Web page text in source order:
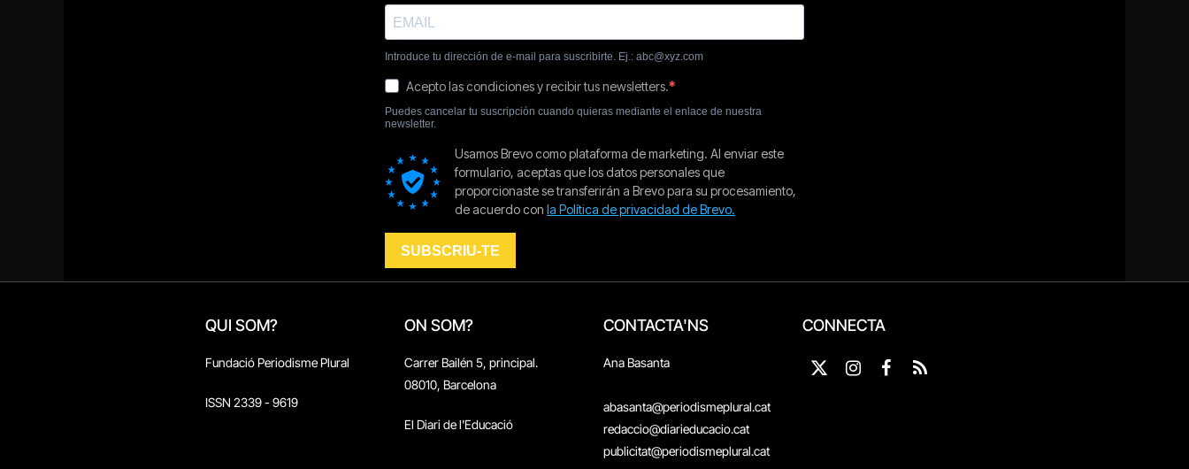
QUI SOM?
Fundació Periodisme Plural
ISSN 2339 - 9619
ON SOM?
Carrer Bailén 5, principal.
08010, Barcelona
El Diari de l'Educació
CONTACTA'NS
Ana Basanta
abasanta@periodismeplural.cat
redaccio@diarieducacio.cat
publicitat@periodismeplural.cat
CONNECTA
X
Instagram
Facebook
RSS